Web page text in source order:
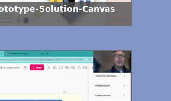
Solution-Canvas